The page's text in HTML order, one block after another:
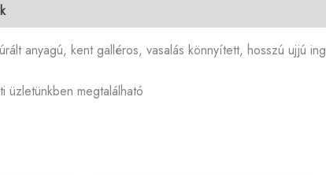
anyagú, kent galléros, vasalás könnyített, hosszú ujjú ing
üzletünkben megtalálható